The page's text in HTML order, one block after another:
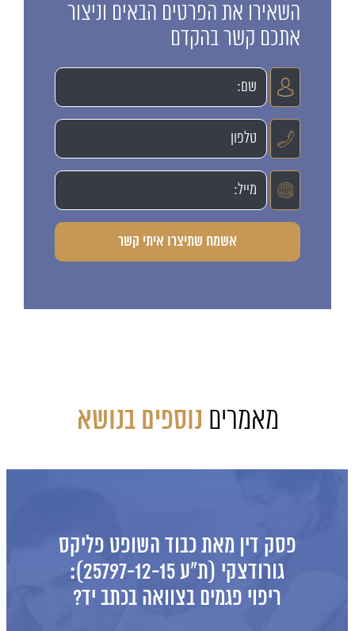
השאירו את הפרטים הבאים וניצור
אתכם קשר בהקדם
מאמרים נוספים בנושא
פסק דין מאת כבוד השופט פליקס
גורודצקי (ת"ע 25797-12-15):
ריפוי פגמים בצוואה בכתב יד?